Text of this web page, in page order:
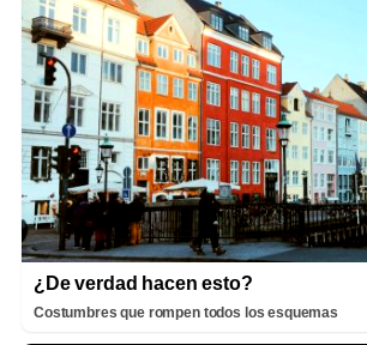
¿De verdad hacen esto?
Costumbres que rompen todos los esquemas